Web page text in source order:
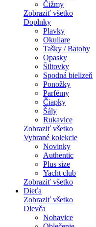
Čižmy
Zobraziť všetko
Doplnky
Plavky
Okuliare
Tašky / Batohy
Opasky
Šiltovky
Spodná bielizeň
Ponožky
Parfémy
Čiapky
Šály
Rukavice
Zobraziť všetko
Vybrané kolekcie
Novinky
Authentic
Plus size
Yacht club
Zobraziť všetko
Dieťa
Zobraziť všetko
Dievča
Nohavice